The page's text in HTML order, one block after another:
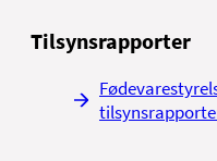
Tilsynsrapporter